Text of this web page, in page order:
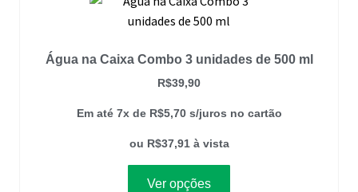
Água na Caixa Combo 3 unidades de 500 ml
R$39,90
Em até 7x de R$5,70 s/juros no cartão
ou R$37,91 à vista
Ver opções